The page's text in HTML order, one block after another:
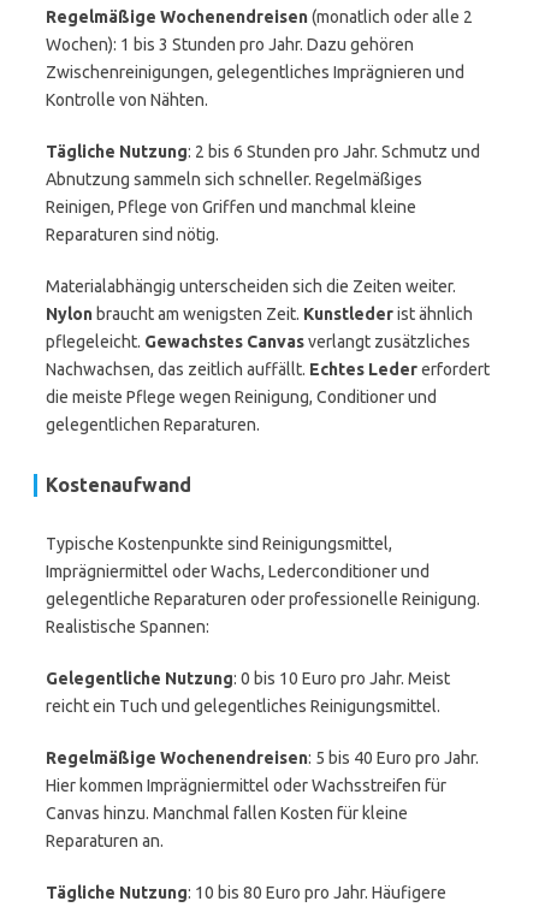
Regelmäßige Wochenendreisen(monatlich oder alle 2
Wochen): 1 bis 3 Stunden pro Jahr. Dazu gehören
Zwischenreinigungen, gelegentliches Imprägnieren und
Kontrolle von Nähten.
Tägliche Nutzung: 2 bis 6 Stunden pro Jahr. Schmutz und
Abnutzung sammeln sich schneller. Regelmäßiges
Reinigen, Pflege von Griffen und manchmal kleine
Reparaturen sind nötig.
Materialabhängig unterscheiden sich die Zeiten weiter.
Nylon braucht am wenigsten Zeit. Kunstlederist ähnlich
pflegeleicht. Gewachstes Canvasverlangt zusätzliches
Nachwachsen, das zeitlich auffällt. Echtes Ledererfordert
die meiste Pflege wegen Reinigung, Conditioner und
gelegentlichen Reparaturen.
Kostenaufwand
Typische Kostenpunkte sind Reinigungsmittel,
Imprägniermittel oder Wachs, Lederconditioner und
gelegentliche Reparaturen oder professionelle Reinigung.
Realistische Spannen:
Gelegentliche Nutzung: 0 bis 10 Euro pro Jahr. Meist
reicht ein Tuch und gelegentliches Reinigungsmittel.
Regelmäßige Wochenendreisen: 5 bis 40 Euro pro Jahr.
Hier kommen Imprägniermittel oder Wachsstreifen für
Canvas hinzu. Manchmal fallen Kosten für kleine
Reparaturen an.
Tägliche Nutzung: 10 bis 80 Euro pro Jahr. Häufigere